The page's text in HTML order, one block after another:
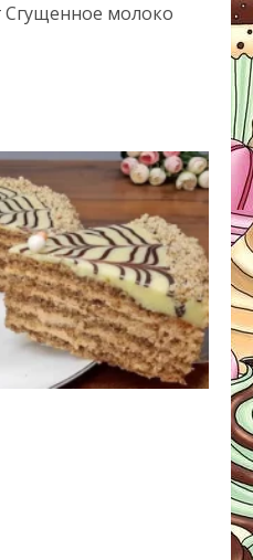
Сгущенное молоко